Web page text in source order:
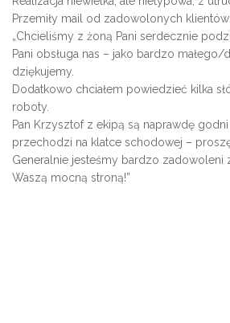
Przemiły mail od zadowolonych klientów:
„Chcieliśmy z żoną Pani serdecznie
Pani obsługa nas – jako bardzo
dziękujemy.
Dodatkowo chciałem powiedzieć kilka
roboty.
Pan Krzysztof z ekipą są naprawdę
przechodzi na klatce schodowej –
Generalnie jesteśmy bardzo zadowoleni
Waszą mocną stroną!”